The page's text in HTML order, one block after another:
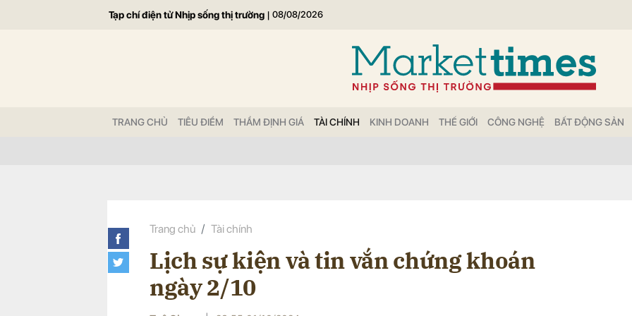
Tạp chí điện tử Nhịp sống thị trường | 08/08/2026
TRANG CHỦ TIÊU ĐIỂM THẨM ĐỊNH GIÁ TÀI CHÍNH KINH DOANH THẾ GIỚI CÔNG NGHỆ BẤT ĐỘNG SẢN
Trang chủ Tài chính
Lịch sự kiện và tin vắn chứng khoán
ngày 2/10
Gửi bình luận